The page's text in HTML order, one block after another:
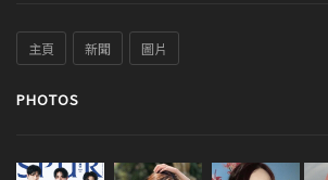
主頁 新聞 圖片
PHOTOS